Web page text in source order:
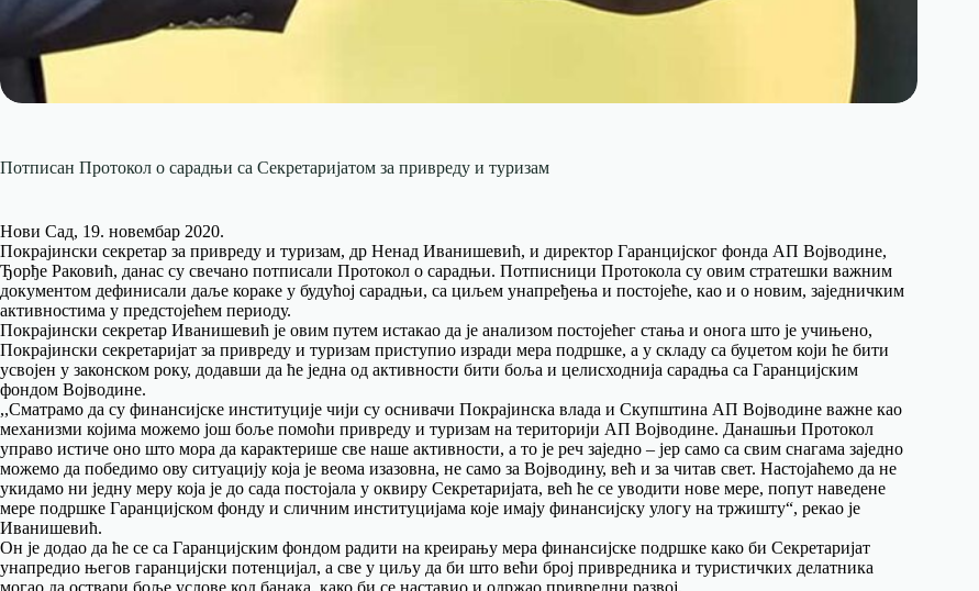
Потписан Протокол о сарадњи са Секретаријатом за привреду и туризам
Нови Сад, 19. новембар 2020.
Покрајински секретар за привреду и туризам, др Ненад Иванишевић, и директор Гаранцијског фонда АП Војводине,
Ђорђе Раковић, данас су свечано потписали Протокол о сарадњи. Потписници Протокола су овим стратешки важним
документом дефинисали даље кораке у будућој сарадњи, са циљем унапређења и постојеће, као и о новим, заједничким
активностима у предстојећем периоду.
Покрајински секретар Иванишевић је овим путем истакао да је анализом постојећег стања и онога што је учињено,
Покрајински секретаријат за привреду и туризам приступио изради мера подршке, а у складу са буџетом који ће бити
усвојен у законском року, додавши да ће једна од активности бити боља и целисходнија сарадња са Гаранцијским
фондом Војводине.
,,Сматрамо да су финансијске институције чији су оснивачи Покрајинска влада и Скупштина АП Војводине важне као
механизми којима можемо још боље помоћи привреду и туризам на територији АП Војводине. Данашњи Протокол
управо истиче оно што мора да карактерише све наше активности, а то је реч заједно – јер само са свим снагама заједно
можемо да победимо ову ситуацију која је веома изазовна, не само за Војводину, већ и за читав свет. Настојаћемо да не
укидамо ни једну меру која је до сада постојала у оквиру Секретаријата, већ ће се уводити нове мере, попут наведене
мере подршке Гаранцијском фонду и сличним институцијама које имају финансијску улогу на тржишту“, рекао је
Иванишевић.
Он је додао да ће се са Гаранцијским фондом радити на креирању мера финансијске подршке како би Секретаријат
унапредио његов гаранцијски потенцијал, а све у циљу да би што већи број привредника и туристичких делатника
могао да оствари боље услове код банака, како би се наставио и одржао привредни развој.